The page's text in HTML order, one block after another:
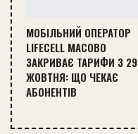
МОБІЛЬНИЙ ОПЕРАТОР
LIFECELL МАСОВО
ЗАКРИВАЄ ТАРИФИ З 29
ЖОВТНЯ: ЩО ЧЕКАЄ
АБОНЕНТІВ